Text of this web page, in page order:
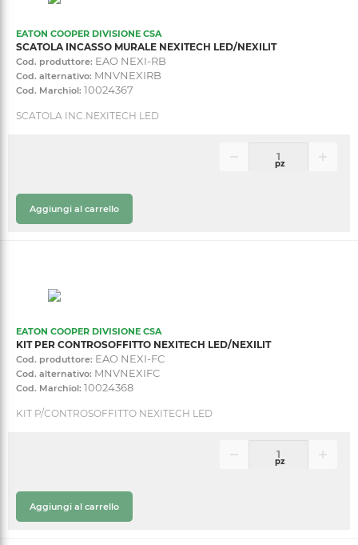
EATON COOPER DIVISIONE CSA
SCATOLA INCASSO MURALE NEXITECH LED/NEXILIT
Cod. produttore: EAO NEXI-RB
Cod. alternativo: MNVNEXIRB
Cod. Marchiol: 10024367
SCATOLA INC.NEXITECH LED
pz
Aggiungi al carrello
EATON COOPER DIVISIONE CSA
KIT PER CONTROSOFFITTO NEXITECH LED/NEXILIT
Cod. produttore: EAO NEXI-FC
Cod. alternativo: MNVNEXIFC
Cod. Marchiol: 10024368
KIT P/CONTROSOFFITTO NEXITECH LED
pz
Aggiungi al carrello